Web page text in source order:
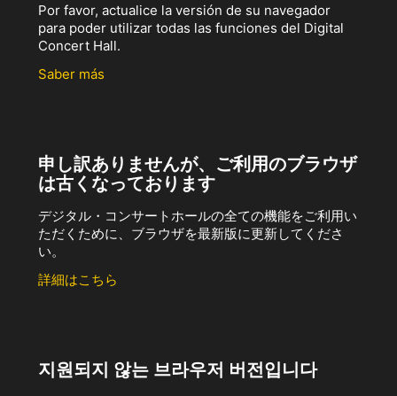
Por favor, actualice la versión de su navegador
para poder utilizar todas las funciones del Digital
Concert Hall.
Saber más
申し訳ありませんが、ご利用のブラウザ
は古くなっております
デジタル・コンサートホールの全ての機能をご利用い
ただくために、ブラウザを最新版に更新してくださ
い。
詳細はこちら
지원되지 않는 브라우저 버전입니다